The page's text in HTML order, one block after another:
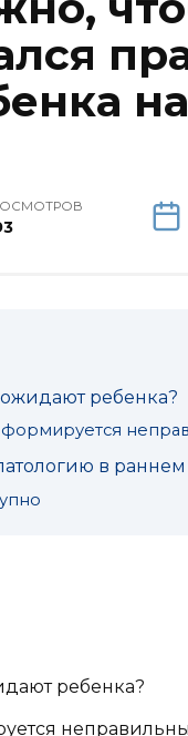
ребенка?
в раннем
ребенка?